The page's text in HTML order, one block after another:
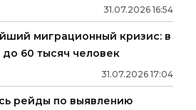
31.07.2026 16:54
миграционный кризис: в
до 60 тысяч человек
31.07.2026 17:04
рейды по выявлению